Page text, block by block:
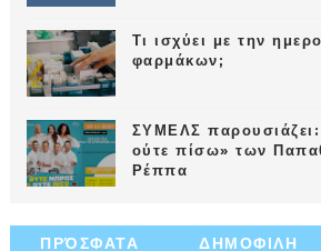
Τι ισχύει με την
φαρμάκων;
ΣΥΜΕΛΣ
ούτε πίσω» των
Ρέππα
ΠΡΌΣΦΑΤΑ ΔΗΜΟΦΙΛΗ